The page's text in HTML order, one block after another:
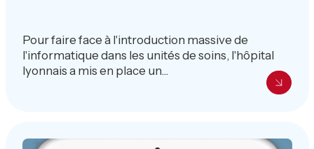
Pour faire face à l'introduction massive de
l'informatique dans les unités de soins, l'hôpital
lyonnais a mis en place un...